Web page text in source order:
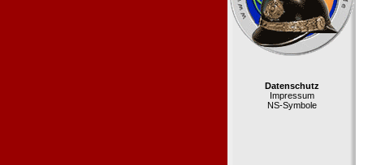
Datenschutz
Impressum
NS-Symbole